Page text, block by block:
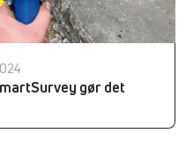
gør det